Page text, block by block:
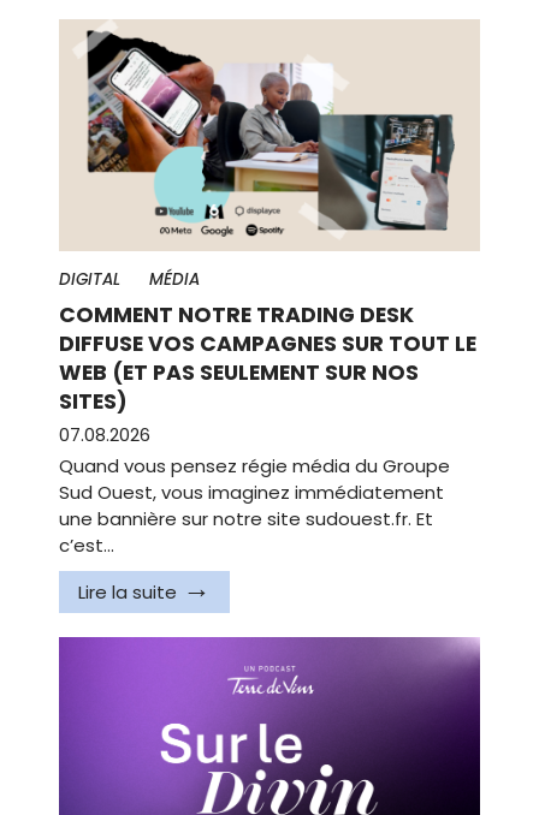
DIGITAL MÉDIA
COMMENT NOTRE TRADING DESK
DIFFUSE VOS CAMPAGNES SUR TOUT LE
WEB (ET PAS SEULEMENT SUR NOS
SITES)
07.08.2026
Quand vous pensez régie média du Groupe
Sud Ouest, vous imaginez immédiatement
une bannière sur notre site sudouest.fr. Et
c’est…
Lire la suite